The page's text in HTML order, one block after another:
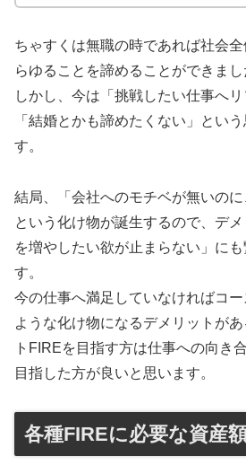
ちゃすくは無職の時であれば社会
らゆることを諦めることができまし
しかし、今は「挑戦したい仕事へリ
「結婚とかも諦めたくない」とい
す。
結局、「会社へのモチベが無いのに
という化け物が誕生するので、デ
を増やしたい欲が止まらない」に
す。
今の仕事へ満足していなければコ
ような化け物になるデメリットが
トFIREを目指す方は仕事への向き
目指した方が良いと思います。
各種FIREに必要な資産